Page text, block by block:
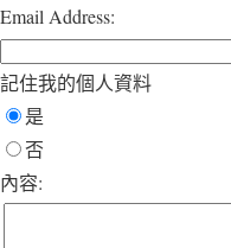
Email Address:
記住我的個人資料
是
否
內容: